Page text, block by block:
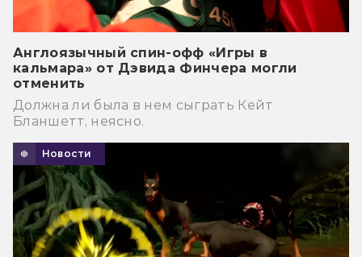
Англоязычный спин-офф «Игры в
кальмара» от Дэвида Финчера могли
отменить
Должна ли была в нем сыграть Кейт
Бланшетт, неясно.
Новости